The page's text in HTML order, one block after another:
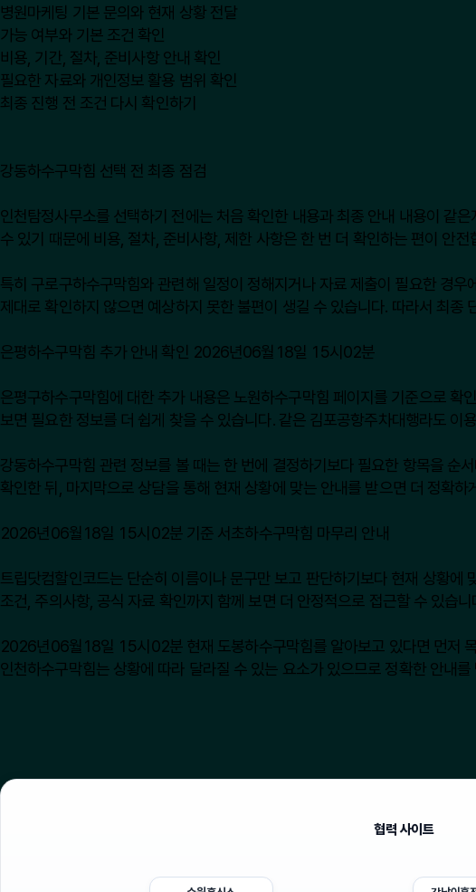
병원마케팅 기본 문의와 현재 상황 전달
가능 여부와 기본 조건 확인
비용, 기간, 절차, 준비사항 안내 확인
필요한 자료와 개인정보 활용 범위 확인
최종 진행 전 조건 다시 확인하기
강동하수구막힘 선택 전 최종 점검
인천탐정사무소를 선택하기 전에는 처음 확인한 내용과 최종 안내 내용이
수 있기 때문에 비용, 절차, 준비사항, 제한 사항은 한 번 더 확인하는 편이 안전
특히 구로구하수구막힘와 관련해 일정이 정해지거나 자료 제출이 필요한 경
제대로 확인하지 않으면 예상하지 못한 불편이 생길 수 있습니다. 따라서 최
은평하수구막힘 추가 안내 확인 2026년06월18일 15시02분
은평구하수구막힘에 대한 추가 내용은 노원하수구막힘 페이지를 기준으로 확
보면 필요한 정보를 더 쉽게 찾을 수 있습니다. 같은 김포공항주차대행라도
강동하수구막힘 관련 정보를 볼 때는 한 번에 결정하기보다 필요한 항목을
확인한 뒤, 마지막으로 상담을 통해 현재 상황에 맞는 안내를 받으면 더 정확하
2026년06월18일 15시02분 기준 서초하수구막힘 마무리 안내
트립닷컴할인코드는 단순히 이름이나 문구만 보고 판단하기보다 현재 상황
조건, 주의사항, 공식 자료 확인까지 함께 보면 더 안정적으로 접근할 수 있습
2026년06월18일 15시02분 현재 도봉하수구막힘를 알아보고 있다면 먼저
인천하수구막힘는 상황에 따라 달라질 수 있는 요소가 있으므로 정확한 안내
협력 사이트